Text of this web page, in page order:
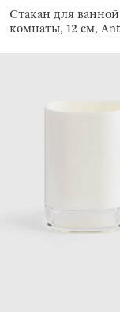
Стакан для ванной
комнаты, 12 см,